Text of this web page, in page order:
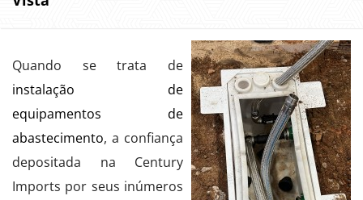
Quando se trata de
instalação de
equipamentos de
abastecimento, a confiança
depositada na Century
Imports por seus inúmeros